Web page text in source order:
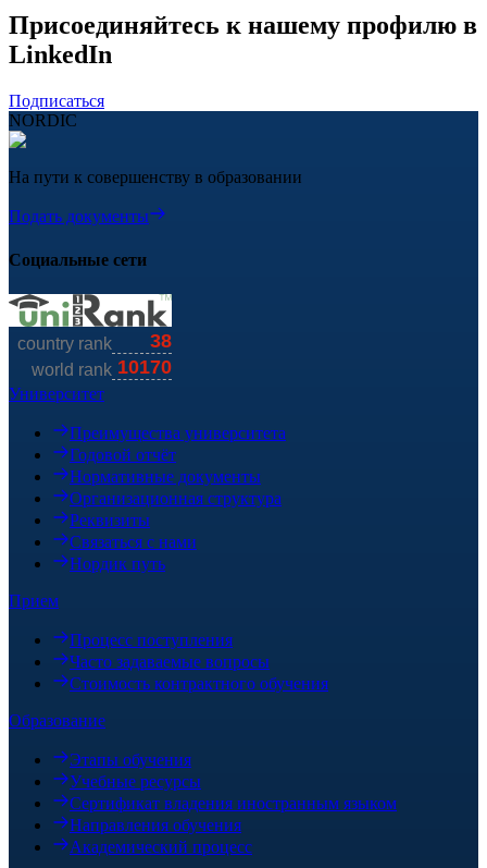
Присоединяйтесь к нашему профилю в
LinkedIn
Подписаться
NORDIC
На пути к совершенству в образовании
Подать документы
Социальные сети
Университет
Преимущества университета
Годовой отчёт
Нормативные документы
Организационная структура
Реквизиты
Связаться с нами
Нордик путь
Прием
Процесс поступления
Часто задаваемые вопросы
Стоимость контрактного обучения
Образование
Этапы обучения
Учебные ресурсы
Сертификат владения иностранным языком
Направления обучения
Академический процесс